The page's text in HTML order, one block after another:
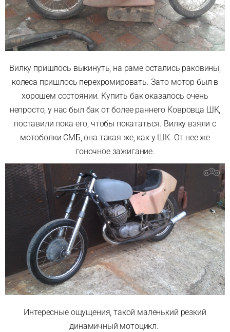
Вилку пришлось выкинуть, на раме остались раковины,
колеса пришлось перехромировать. Зато мотор был в
хорошем состоянии. Купить бак оказалось очень
непросто, у нас был бак от более раннего Ковровца ШК,
поставили пока его, чтобы покататься. Вилку взяли с
мотоболки СМБ, она такая же, как у ШК. От нее же
гоночное зажигание.
Интересные ощущения, такой маленький резкий
динамичный мотоцикл.